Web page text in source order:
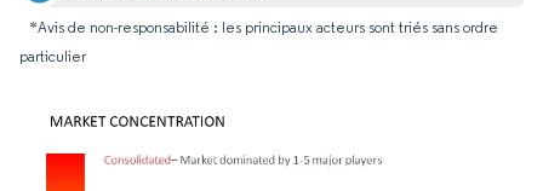
*Avis de non-responsabilité : les principaux acteurs sont triés sans ordre
particulier